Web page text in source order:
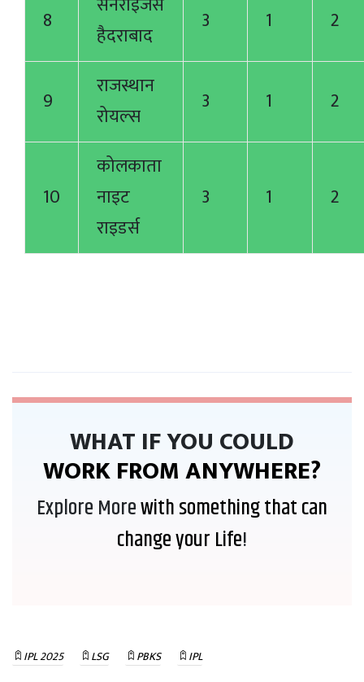
8
हैदराबाद
3 1 2
9
राजस्थान
रोयल्स
3 1 2
10
कोलकाता
नाइट
राइडर्स
3 1 2
WHAT IF YOU COULD
WORK FROM ANYWHERE?
Explore Morewith something that can
change your Life!
IPL 2025 LSG PBKS IPL